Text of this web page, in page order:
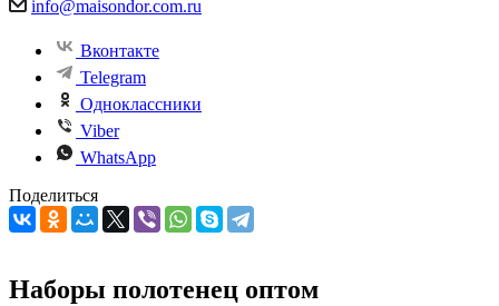
info@maisondor.com.ru
Вконтакте
Telegram
Одноклассники
Viber
WhatsApp
Поделиться
Наборы полотенец оптом